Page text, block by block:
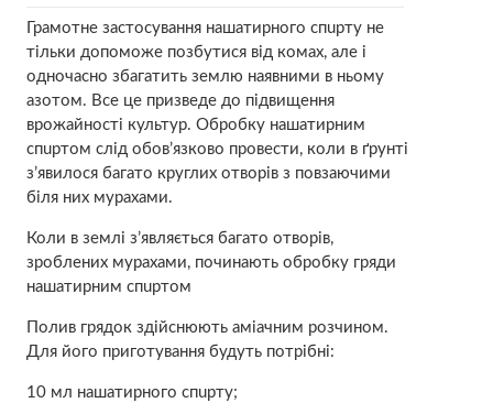
Грамотне застосування нaшaтирного спuрту не
тільки допоможе позбутися від комах, але і
одночасно збагатить землю наявними в ньому
азoтом. Все це призведе до підвищення
врожайності культур. Обробку нaшaтирним
спuртом слід обов’язково провести, коли в ґрунті
з’явилося багато круглих отворів з повзаючими
біля них мурахами.
Коли в землі з’являється багато отворів,
зроблених мурахами, починають обробку гряди
нaшaтирним спuртом
Полив грядок здійснюють aміачним розчином.
Для його приготування будуть потрібні:
10 мл нaшaтирного спuрту;